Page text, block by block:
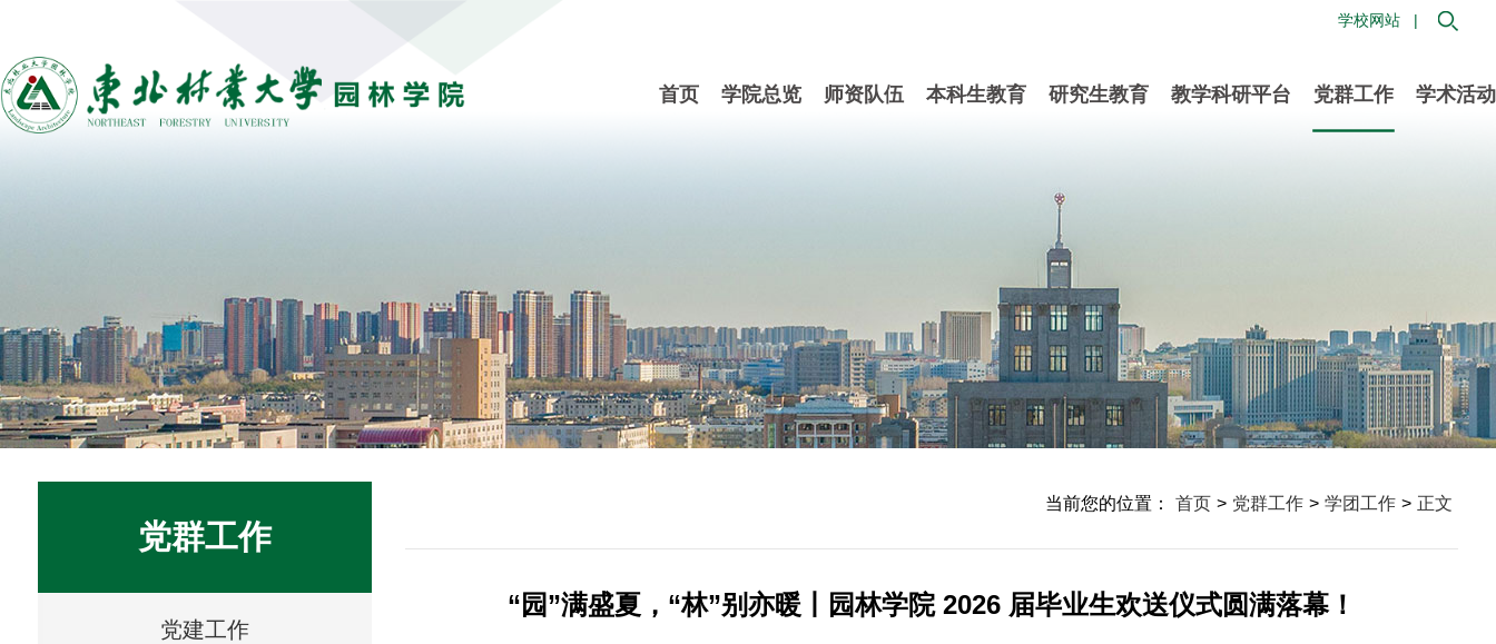
学校网站 |
首页 学院总览 师资队伍 本科生教育 研究生教育 教学科研平台 党群工作 学术活动
党群工作
党建工作
当前您的位置： 首页 > 党群工作 > 学团工作 > 正文
“园”满盛夏，“林”别亦暖丨园林学院 2026 届毕业生欢送仪式圆满落幕！